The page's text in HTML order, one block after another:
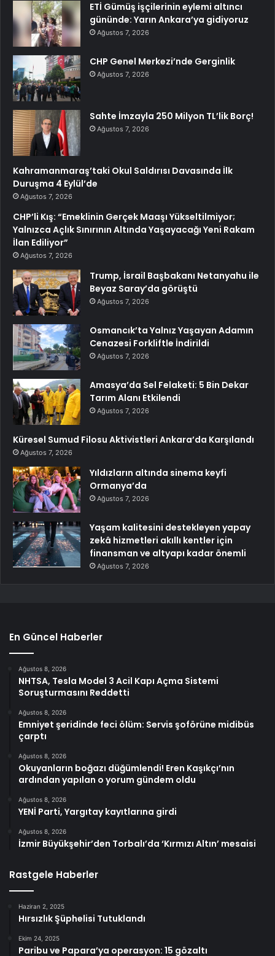
ETİ Gümüş işçilerinin eylemi altıncı
gününde: Yarın Ankara’ya gidiyoruz
Ağustos 7, 2026
CHP Genel Merkezi’nde Gerginlik
Ağustos 7, 2026
Sahte İmzayla 250 Milyon TL’lik Borç!
Ağustos 7, 2026
Kahramanmaraş’taki Okul Saldırısı Davasında İlk
Duruşma 4 Eylül’de
Ağustos 7, 2026
CHP’li Kış: “Emeklinin Gerçek Maaşı Yükseltilmiyor;
Yalnızca Açlık Sınırının Altında Yaşayacağı Yeni Rakam
İlan Ediliyor”
Ağustos 7, 2026
Trump, İsrail Başbakanı Netanyahu ile
Beyaz Saray’da görüştü
Ağustos 7, 2026
Osmancık’ta Yalnız Yaşayan Adamın
Cenazesi Forkliftle İndirildi
Ağustos 7, 2026
Amasya’da Sel Felaketi: 5 Bin Dekar
Tarım Alanı Etkilendi
Ağustos 7, 2026
Küresel Sumud Filosu Aktivistleri Ankara’da Karşılandı
Ağustos 7, 2026
Yıldızların altında sinema keyfi
Ormanya’da
Ağustos 7, 2026
Yaşam kalitesini destekleyen yapay
zekâ hizmetleri akıllı kentler için
finansman ve altyapı kadar önemli
Ağustos 7, 2026
En Güncel Haberler
Ağustos 8, 2026
NHTSA, Tesla Model 3 Acil Kapı Açma Sistemi
Soruşturmasını Reddetti
Ağustos 8, 2026
Emniyet şeridinde feci ölüm: Servis şoförüne midibüs
çarptı
Ağustos 8, 2026
Okuyanların boğazı düğümlendi! Eren Kaşıkçı’nın
ardından yapılan o yorum gündem oldu
Ağustos 8, 2026
YENİ Parti, Yargıtay kayıtlarına girdi
Ağustos 8, 2026
İzmir Büyükşehir’den Torbalı’da ‘Kırmızı Altın’ mesaisi
Rastgele Haberler
Haziran 2, 2025
Hırsızlık Şüphelisi Tutuklandı
Ekim 24, 2025
Paribu ve Papara’ya operasyon: 15 gözaltı